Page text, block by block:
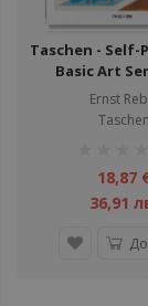
Taschen -
Basic Art
Ernst
Taschen
18,87
36,91